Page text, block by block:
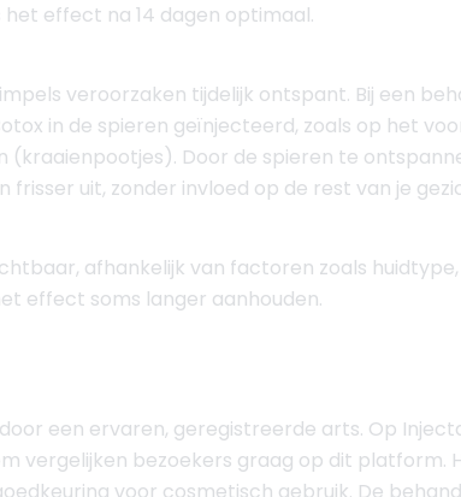
effect na 14 dagen optimaal.
veroorzaken tijdelijk ontspant. Bij een
in de spieren geïnjecteerd, zoals op het
Door de spieren te
uit, zonder invloed op de rest van je
afhankelijk van factoren zoals
effect soms langer aanhouden.
een ervaren, geregistreerde arts. Op
vergelijken bezoekers graag op dit platform.